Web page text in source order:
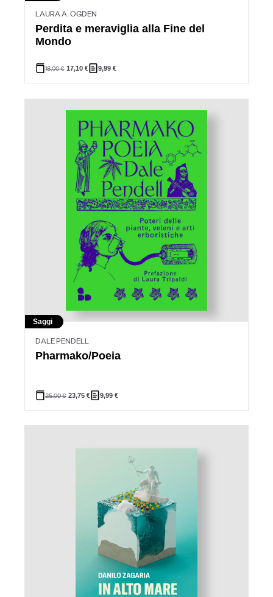
LAURA A. OGDEN
Perdita e meraviglia alla Fine del
Mondo
18,00€ 17,10 € 9,99 €
Saggi
DALE PENDELL
Pharmako/Poeia
25,00€ 23,75 € 9,99 €